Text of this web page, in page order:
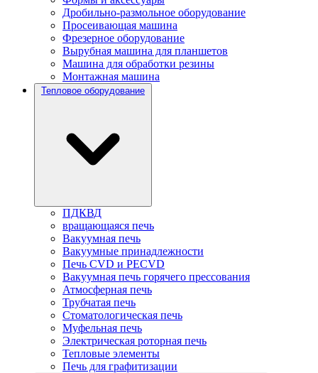
Дробильно-размольное оборудование
Просеивающая машина
Фрезерное оборудование
Вырубная машина для планшетов
Машина для обработки резины
Монтажная машина
Тепловое оборудование
ПДКВД
вращающаяся печь
Вакуумная печь
Вакуумные принадлежности
Печь CVD и PECVD
Вакуумная печь горячего прессования
Атмосферная печь
Трубчатая печь
Стоматологическая печь
Муфельная печь
Электрическая роторная печь
Тепловые элементы
Печь для графитизации